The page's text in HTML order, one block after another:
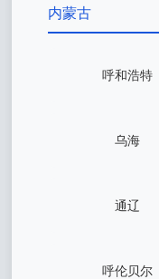
内蒙古
呼和浩特
乌海
通辽
呼伦贝尔